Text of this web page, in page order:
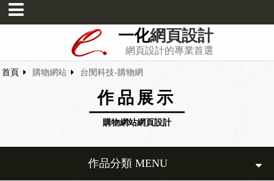
一化網頁設計
網頁設計的專業首選
首頁 購物網站 台閔科技-購物網
作品展示
購物網站網頁設計
作品分類 MENU